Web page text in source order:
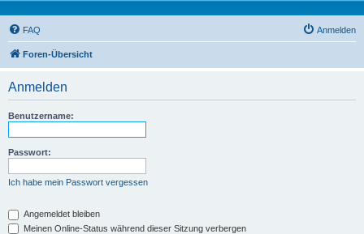
FAQ Anmelden
Foren-Übersicht
Anmelden
Benutzername:
Passwort:
Ich habe mein Passwort vergessen
Angemeldet bleiben
Meinen Online-Status während dieser Sitzung verbergen